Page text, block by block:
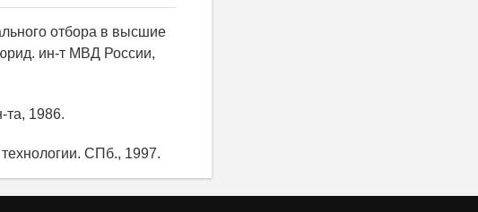
отбора в высшие
ин-т МВД России,
та, 1986.
СПб., 1997.